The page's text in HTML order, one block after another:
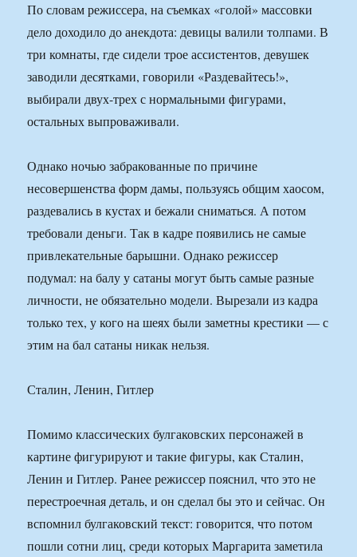
По словам режиссера, на съемках «голой» массовки
дело доходило до анекдота: девицы валили толпами. В
три комнаты, где сидели трое ассистентов, девушек
заводили десятками, говорили «Раздевайтесь!»,
выбирали двух-трех с нормальными фигурами,
остальных выпроваживали.
Однако ночью забракованные по причине
несовершенства форм дамы, пользуясь общим хаосом,
раздевались в кустах и бежали сниматься. А потом
требовали деньги. Так в кадре появились не самые
привлекательные барышни. Однако режиссер
подумал: на балу у сатаны могут быть самые разные
личности, не обязательно модели. Вырезали из кадра
только тех, у кого на шеях были заметны крестики — с
этим на бал сатаны никак нельзя.
Сталин, Ленин, Гитлер
Помимо классических булгаковских персонажей в
картине фигурируют и такие фигуры, как Сталин,
Ленин и Гитлер. Ранее режиссер пояснил, что это не
перестроечная деталь, и он сделал бы это и сейчас. Он
вспомнил булгаковский текст: говорится, что потом
пошли сотни лиц, среди которых Маргарита заметила